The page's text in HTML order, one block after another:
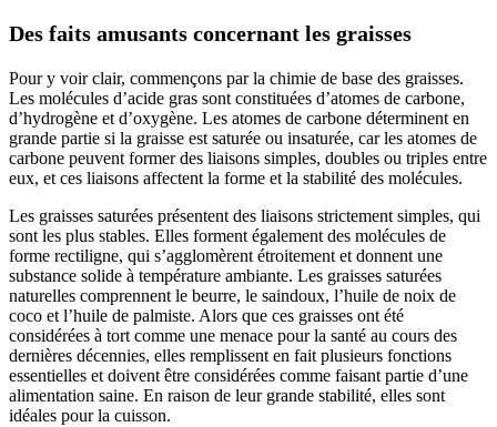
Des faits amusants concernant les graisses
Pour y voir clair, commençons par la chimie de base des graisses.
Les molécules d’acide gras sont constituées d’atomes de carbone,
d’hydrogène et d’oxygène. Les atomes de carbone déterminent en
grande partie si la graisse est saturée ou insaturée, car les atomes de
carbone peuvent former des liaisons simples, doubles ou triples entre
eux, et ces liaisons affectent la forme et la stabilité des molécules.
Les graisses saturées présentent des liaisons strictement simples, qui
sont les plus stables. Elles forment également des molécules de
forme rectiligne, qui s’agglomèrent étroitement et donnent une
substance solide à température ambiante. Les graisses saturées
naturelles comprennent le beurre, le saindoux, l’huile de noix de
coco et l’huile de palmiste. Alors que ces graisses ont été
considérées à tort comme une menace pour la santé au cours des
dernières décennies, elles remplissent en fait plusieurs fonctions
essentielles et doivent être considérées comme faisant partie d’une
alimentation saine. En raison de leur grande stabilité, elles sont
idéales pour la cuisson.